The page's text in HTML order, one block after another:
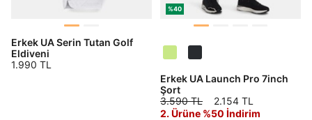
Erkek UA Serin Tutan Golf
Eldiveni
1.990 TL
%40
Erkek UA Launch Pro 7inch
Şort
3.590 TL
2.154 TL
2. Ürüne %50 İndirim